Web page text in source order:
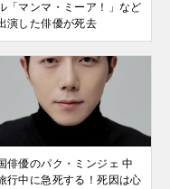
「マンマ・ミーア！」など
演した俳優が死去
俳優のパク・ミンジェ 中
行中に急死する！死因は心